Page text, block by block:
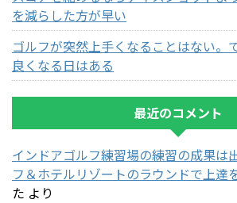
を減らした方が早い
ゴルフが突然上手くなることはない。
良くなる日はある
最近のコメント
インドアゴルフ練習場の練習の成果は
フ＆ホテルリゾートのラウンドで上達
た より